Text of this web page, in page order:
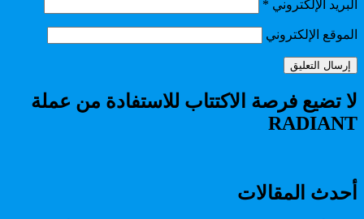
البريد الإلكتروني *
الموقع الإلكتروني
لا تضيع فرصة الاكتتاب للاستفادة من عملة
RADIANT
أحدث المقالات